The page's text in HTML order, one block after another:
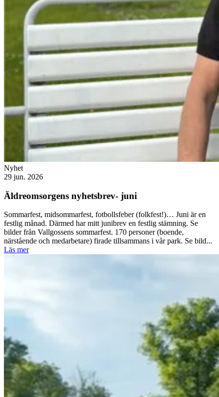
Nyhet
29 jun. 2026
Äldreomsorgens nyhetsbrev- juni
Sommarfest, midsommarfest, fotbollsfeber (folkfest!)… Juni är en
festlig månad. Därmed har mitt junibrev en festlig stämning. Se
bilder från Vallgossens sommarfest. 170 personer (boende,
närstående och medarbetare) firade tillsammans i vår park. Se bild...
Läs mer